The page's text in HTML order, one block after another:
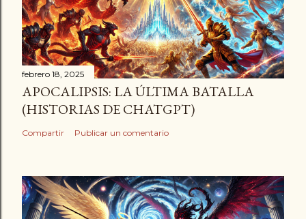
febrero 18, 2025
APOCALIPSIS: LA ÚLTIMA BATALLA
(HISTORIAS DE CHATGPT)
Compartir Publicar un comentario